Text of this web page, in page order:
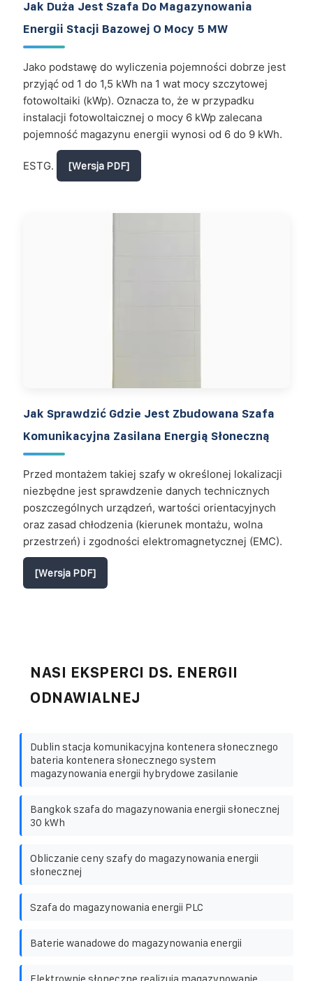
Jak Duża Jest Szafa Do Magazynowania
Energii Stacji Bazowej O Mocy 5 MW
Jako podstawę do wyliczenia pojemności dobrze jest
przyjąć od 1 do 1,5 kWh na 1 wat mocy szczytowej
fotowoltaiki (kWp). Oznacza to, że w przypadku
instalacji fotowoltaicznej o mocy 6 kWp zalecana
pojemność magazynu energii wynosi od 6 do 9 kWh.
ESTG. [Wersja PDF]
Jak Sprawdzić Gdzie Jest Zbudowana Szafa
Komunikacyjna Zasilana Energią Słoneczną
Przed montażem takiej szafy w określonej lokalizacji
niezbędne jest sprawdzenie danych technicznych
poszczególnych urządzeń, wartości orientacyjnych
oraz zasad chłodzenia (kierunek montażu, wolna
przestrzeń) i zgodności elektromagnetycznej (EMC).
[Wersja PDF]
NASI EKSPERCI DS. ENERGII
ODNAWIALNEJ
Dublin stacja komunikacyjna kontenera słonecznego
bateria kontenera słonecznego system
magazynowania energii hybrydowe zasilanie
Bangkok szafa do magazynowania energii słonecznej
30 kWh
Obliczanie ceny szafy do magazynowania energii
słonecznej
Szafa do magazynowania energii PLC
Baterie wanadowe do magazynowania energii
Elektrownie słoneczne realizują magazynowanie